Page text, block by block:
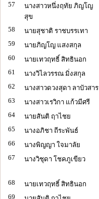
57
นางสาวหนึ่งฤทัย ภิญโญ
สุข
58 นายสุชาติ ราชบรรเทา
59
นายภิญโญ แสงสกุล
60
นายเทวฤทธิ์ สิทธินอก
61
นางวิไลวรรณ มิ่งสกุล
62
นางสาวดวงสุดา ลาบัวสาร
63
นางสาวเรวิกา แก้วมีศรี
64
นายสันติ ฤาไชย
65
นางอภิชา ถีระพันธ์
66
นางพิญญา ใจมาลัย
67
นางวิชุดา โชคภูเขียว
68
นายเทวฤทธิ์ สิทธินอก
69